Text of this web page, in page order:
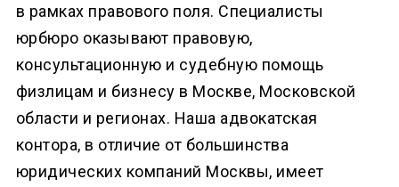
в рамках правового поля. Специалисты
юрбюро оказывают правовую,
консультационную и судебную помощь
физлицам и бизнесу в Москве, Московской
области и регионах. Наша адвокатская
контора, в отличие от большинства
юридических компаний Москвы, имеет